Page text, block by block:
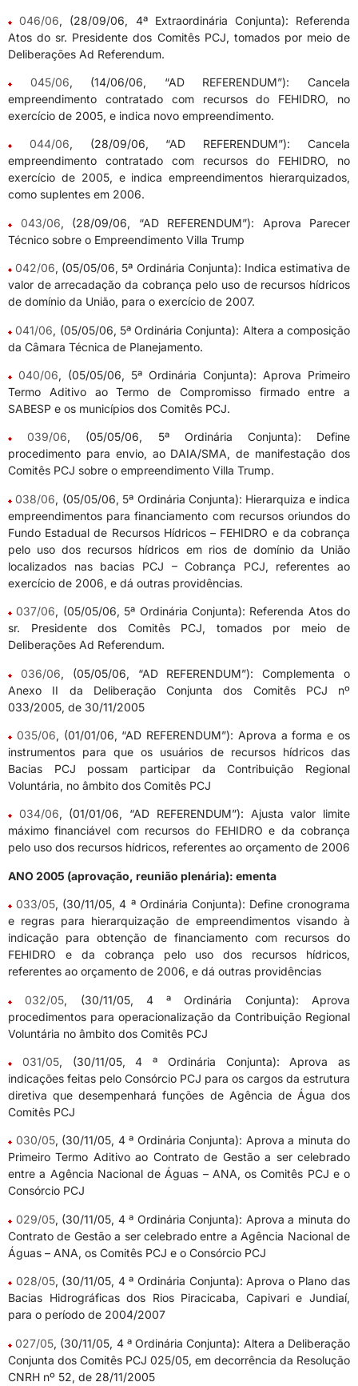
046/06, (28/09/06, 4ª Extraordinária Conjunta): Referenda
Atos do sr. Presidente dos Comitês PCJ, tomados por meio de
Deliberações Ad Referendum.
045/06, (14/06/06, “AD REFERENDUM”): Cancela
empreendimento contratado com recursos do FEHIDRO, no
exercício de 2005, e indica novo empreendimento.
044/06, (28/09/06, “AD REFERENDUM”): Cancela
empreendimento contratado com recursos do FEHIDRO, no
exercício de 2005, e indica empreendimentos hierarquizados,
como suplentes em 2006.
043/06, (28/09/06, “AD REFERENDUM”): Aprova Parecer
Técnico sobre o Empreendimento Villa Trump
042/06, (05/05/06, 5ª Ordinária Conjunta): Indica estimativa de
valor de arrecadação da cobrança pelo uso de recursos hídricos
de domínio da União, para o exercício de 2007.
041/06, (05/05/06, 5ª Ordinária Conjunta): Altera a composição
da Câmara Técnica de Planejamento.
040/06, (05/05/06, 5ª Ordinária Conjunta): Aprova Primeiro
Termo Aditivo ao Termo de Compromisso firmado entre a
SABESP e os municípios dos Comitês PCJ.
039/06, (05/05/06, 5ª Ordinária Conjunta): Define
procedimento para envio, ao DAIA/SMA, de manifestação dos
Comitês PCJ sobre o empreendimento Villa Trump.
038/06, (05/05/06, 5ª Ordinária Conjunta): Hierarquiza e indica
empreendimentos para financiamento com recursos oriundos do
Fundo Estadual de Recursos Hídricos – FEHIDRO e da cobrança
pelo uso dos recursos hídricos em rios de domínio da União
localizados nas bacias PCJ – Cobrança PCJ, referentes ao
exercício de 2006, e dá outras providências.
037/06, (05/05/06, 5ª Ordinária Conjunta): Referenda Atos do
sr. Presidente dos Comitês PCJ, tomados por meio de
Deliberações Ad Referendum.
036/06, (05/05/06, “AD REFERENDUM”): Complementa o
Anexo II da Deliberação Conjunta dos Comitês PCJ nº
033/2005, de 30/11/2005
035/06, (01/01/06, “AD REFERENDUM”): Aprova a forma e os
instrumentos para que os usuários de recursos hídricos das
Bacias PCJ possam participar da Contribuição Regional
Voluntária, no âmbito dos Comitês PCJ
034/06, (01/01/06, “AD REFERENDUM”): Ajusta valor limite
máximo financiável com recursos do FEHIDRO e da cobrança
pelo uso dos recursos hídricos, referentes ao orçamento de 2006
ANO 2005 (aprovação, reunião plenária): ementa
033/05, (30/11/05, 4 ª Ordinária Conjunta): Define cronograma
e regras para hierarquização de empreendimentos visando à
indicação para obtenção de financiamento com recursos do
FEHIDRO e da cobrança pelo uso dos recursos hídricos,
referentes ao orçamento de 2006, e dá outras providências
032/05, (30/11/05, 4 ª Ordinária Conjunta): Aprova
procedimentos para operacionalização da Contribuição Regional
Voluntária no âmbito dos Comitês PCJ
031/05, (30/11/05, 4 ª Ordinária Conjunta): Aprova as
indicações feitas pelo Consórcio PCJ para os cargos da estrutura
diretiva que desempenhará funções de Agência de Água dos
Comitês PCJ
030/05, (30/11/05, 4 ª Ordinária Conjunta): Aprova a minuta do
Primeiro Termo Aditivo ao Contrato de Gestão a ser celebrado
entre a Agência Nacional de Águas – ANA, os Comitês PCJ e o
Consórcio PCJ
029/05, (30/11/05, 4 ª Ordinária Conjunta): Aprova a minuta do
Contrato de Gestão a ser celebrado entre a Agência Nacional de
Águas – ANA, os Comitês PCJ e o Consórcio PCJ
028/05, (30/11/05, 4 ª Ordinária Conjunta): Aprova o Plano das
Bacias Hidrográficas dos Rios Piracicaba, Capivari e Jundiaí,
para o período de 2004/2007
027/05, (30/11/05, 4 ª Ordinária Conjunta): Altera a Deliberação
Conjunta dos Comitês PCJ 025/05, em decorrência da Resolução
CNRH nº 52, de 28/11/2005